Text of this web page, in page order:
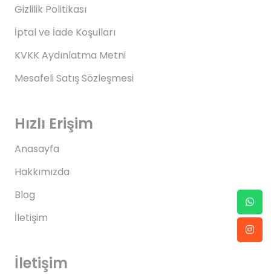
Gizlilik Politikası
İptal ve İade Koşulları
KVKK Aydınlatma Metni
Mesafeli Satış Sözleşmesi
Hızlı Erişim
Anasayfa
Hakkımızda
Blog
İletişim
İletişim